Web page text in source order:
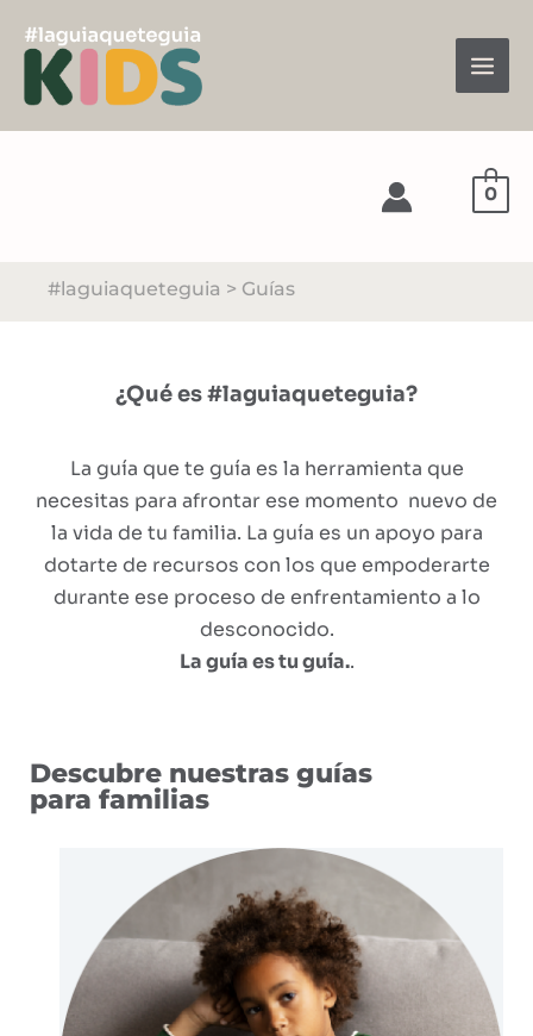
contenido
Main
0
#laguiaqueteguia > Guías
¿Qué es #laguiaqueteguia?
La guía que te guía es la herramienta que
necesitas para afrontar ese momento nuevo de
la vida de tu familia. La guía es un apoyo para
dotarte de recursos con los que empoderarte
durante ese proceso de enfrentamiento a lo
desconocido.
La guía es tu guía..
Descubre nuestras guías
para familias